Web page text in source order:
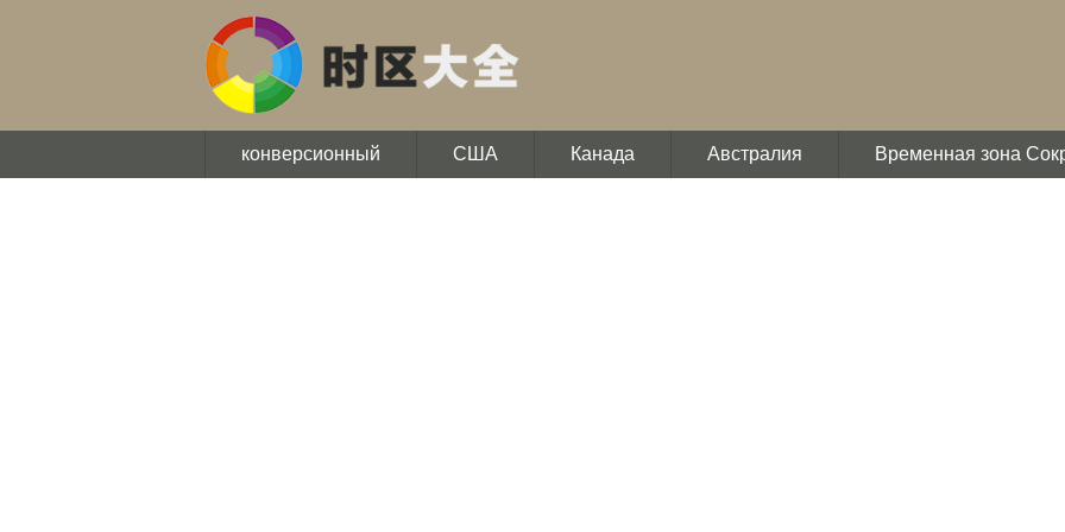
конверсионный США Канада Австралия Временная зона